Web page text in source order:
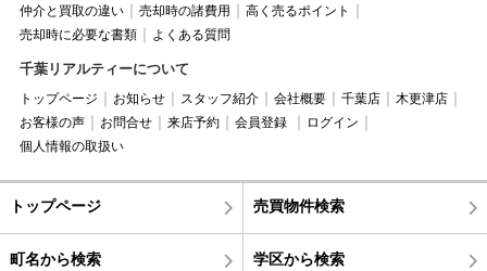
仲介と買取の違い
売却時の諸費用
高く売るポイント
売却時に必要な書類
よくある質問
千葉リアルティーについて
トップページ お知らせ スタッフ紹介 会社概要 千葉店
木更津店
お客様の声
お問合せ 来店予約 会員登録
ログイン
個人情報の取扱い
トップページ 売買物件検索
町名から検索 学区から検索